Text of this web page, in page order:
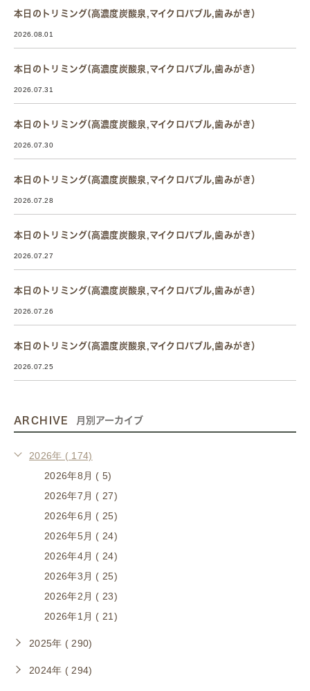
本日のトリミング(高濃度炭酸泉,マイクロバブル,歯みがき）
2026.08.01
本日のトリミング(高濃度炭酸泉,マイクロバブル,歯みがき）
2026.07.31
本日のトリミング(高濃度炭酸泉,マイクロバブル,歯みがき）
2026.07.30
本日のトリミング(高濃度炭酸泉,マイクロバブル,歯みがき）
2026.07.28
本日のトリミング(高濃度炭酸泉,マイクロバブル,歯みがき）
2026.07.27
本日のトリミング(高濃度炭酸泉,マイクロバブル,歯みがき）
2026.07.26
本日のトリミング(高濃度炭酸泉,マイクロバブル,歯みがき）
2026.07.25
ARCHIVE 月別アーカイブ
2026年 ( 174)
2026年8月 ( 5)
2026年7月 ( 27)
2026年6月 ( 25)
2026年5月 ( 24)
2026年4月 ( 24)
2026年3月 ( 25)
2026年2月 ( 23)
2026年1月 ( 21)
2025年 ( 290)
2024年 ( 294)